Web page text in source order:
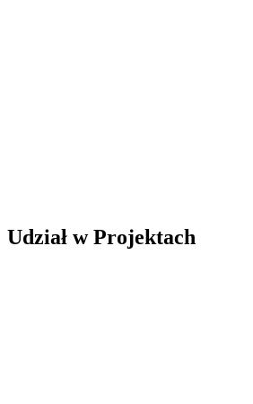
Udział w Projektach